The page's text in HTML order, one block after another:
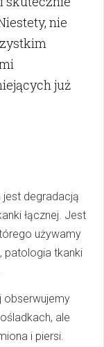
nie
już
jest degradacją
łącznej. Jest
używamy
patologia tkanki
obserwujemy
ale
i piersi.